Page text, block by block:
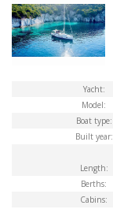
Yacht:
Model:
Boat type:
Built year:
Length:
Berths:
Cabins: